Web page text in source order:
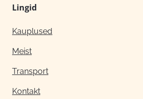
Lingid
Kauplused
Meist
Transport
Kontakt